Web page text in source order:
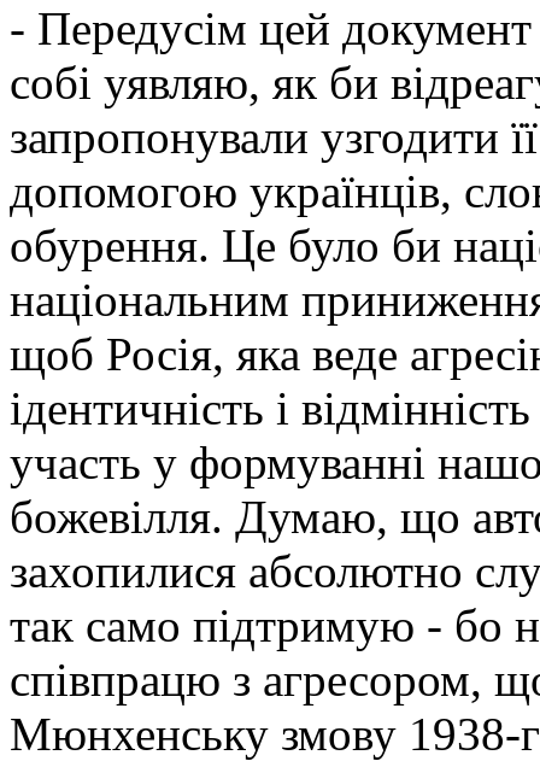
- Передусім цей
собі уявляю, як би
запропонували узгодити
допомогою українців,
обурення. Це було би
національним
щоб Росія, яка веде
ідентичність і
участь у формуванні
божевілля. Думаю, що
захопилися абсолютно
так само підтримую - бо
співпрацю з агресором,
Мюнхенську змову 1938-